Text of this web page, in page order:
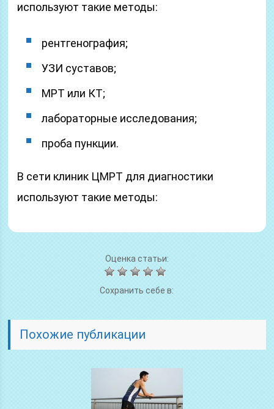
используют такие методы:
рентгенография;
УЗИ суставов;
МРТ или КТ;
лабораторные исследования;
проба пункции.
В сети клиник ЦМРТ для диагностики
используют такие методы:
Оценка статьи:
Сохранить себе в:
Похожие публикации